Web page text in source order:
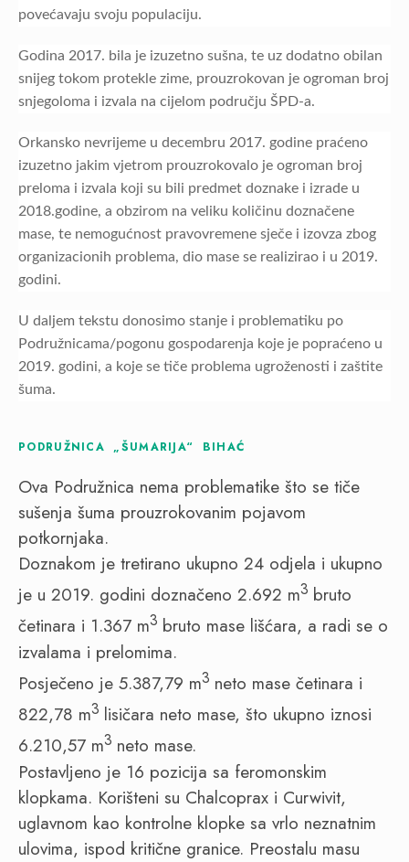
povećavaju svoju populaciju.
Godina 2017. bila je izuzetno sušna, te uz dodatno obilan
snijeg tokom protekle zime, prouzrokovan je ogroman broj
snjegoloma i izvala na cijelom području ŠPD-a.
Orkansko nevrijeme u decembru 2017. godine praćeno
izuzetno jakim vjetrom prouzrokovalo je ogroman broj
preloma i izvala koji su bili predmet doznake i izrade u
2018.godine, a obzirom na veliku količinu doznačene
mase, te nemogućnost pravovremene sječe i izovza zbog
organizacionih problema, dio mase se realizirao i u 2019.
godini.
U daljem tekstu donosimo stanje i problematiku po
Podružnicama/pogonu gospodarenja koje je popraćeno u
2019. godini, a koje se tiče problema ugroženosti i zaštite
šuma.
PODRUŽNICA „ŠUMARIJA“ BIHAĆ
Ova Podružnica nema problematike što se tiče
sušenja šuma prouzrokovanim pojavom
potkornjaka.
Doznakom je tretirano ukupno 24 odjela i ukupno
je u 2019. godini doznačeno 2.692 m3 bruto
četinara i 1.367 m3 bruto mase lišćara, a radi se o
izvalama i prelomima.
Posječeno je 5.387,79 m3 neto mase četinara i
822,78 m3 lisičara neto mase, što ukupno iznosi
6.210,57 m3 neto mase.
Postavljeno je 16 pozicija sa feromonskim
klopkama. Korišteni su Chalcoprax i Curwivit,
uglavnom kao kontrolne klopke sa vrlo neznatnim
ulovima, ispod kritične granice. Preostalu masu